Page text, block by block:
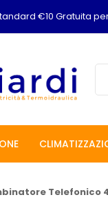
€10 Gratuita
Telefonico 4